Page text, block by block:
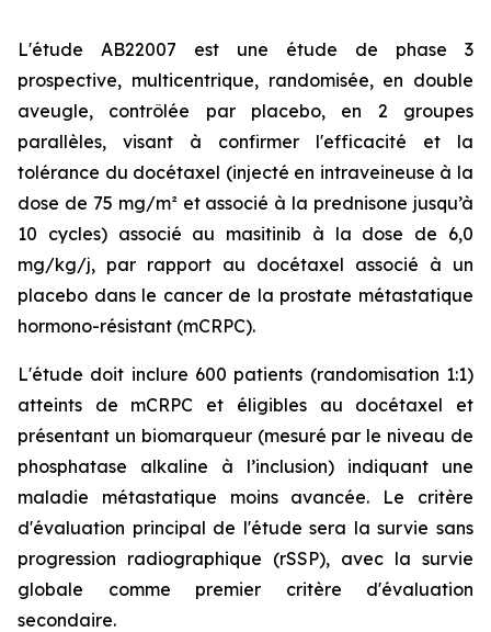
L'étude AB22007 est une étude de phase 3
prospective, multicentrique, randomisée, en double
aveugle, contrôlée par placebo, en 2 groupes
parallèles, visant à confirmer l'efficacité et la
tolérance du docétaxel (injecté en intraveineuse à la
dose de 75 mg/m² et associé à la prednisone jusqu’à
10 cycles) associé au masitinib à la dose de 6,0
mg/kg/j, par rapport au docétaxel associé à un
placebo dans le cancer de la prostate métastatique
hormono-résistant (mCRPC).
L'étude doit inclure 600 patients (randomisation 1:1)
atteints de mCRPC et éligibles au docétaxel et
présentant un biomarqueur (mesuré par le niveau de
phosphatase alkaline à l’inclusion) indiquant une
maladie métastatique moins avancée. Le critère
d'évaluation principal de l'étude sera la survie sans
progression radiographique (rSSP), avec la survie
globale comme premier critère d'évaluation
secondaire.